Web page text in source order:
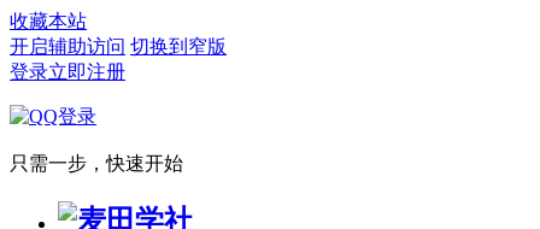
收藏本站
开启辅助访问 切换到窄版
登录立即注册
只需一步，快速开始